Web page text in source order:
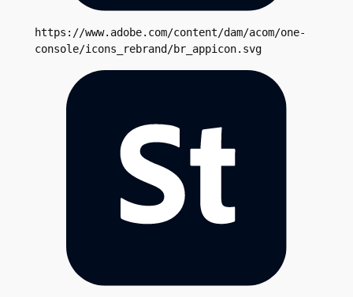
https://www.adobe.com/content/dam/acom/one-
console/icons_rebrand/br_appicon.svg